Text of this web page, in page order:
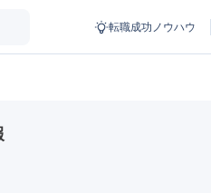
転職成功ノウハウ